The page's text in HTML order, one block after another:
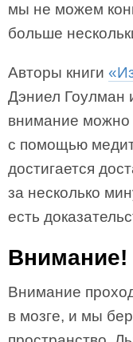
мы не можем
больше
Авторы книги
Дэниел Гоулман
внимание можно
с помощью
достигается
за несколько
есть
Внимание!
Внимание
в мозге, и мы